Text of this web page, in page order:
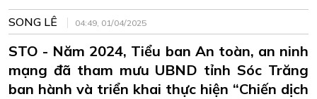
HỌC TẬP VÀ LÀM THEO TƯ TƯỞNG, ĐẠO ĐỨC, PHONG CÁCH HỒ
ĐẶT BÁO GIẤY ONLINE
SONG LÊ 04:49, 01/04/2025
STO - Năm 2024, Tiểu ban An toàn, an ninh
mạng đã tham mưu UBND tỉnh Sóc Trăng
ban hành và triển khai thực hiện “Chiến dịch